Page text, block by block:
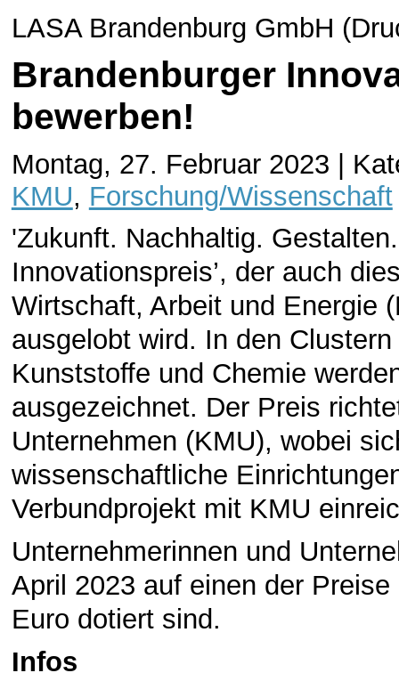
LASA Brandenburg GmbH
Brandenburger
bewerben!
Montag, 27. Februar 2023 |
KMU, Forschung/Wissenschaft
'Zukunft. Nachhaltig.
Innovationspreis’, der auch
Wirtschaft, Arbeit und Energie
ausgelobt wird. In den
Kunststoffe und Chemie
ausgezeichnet. Der Preis
Unternehmen (KMU), wobei
wissenschaftliche
Verbundprojekt mit KMU
Unternehmerinnen und
April 2023 auf einen der
Euro dotiert sind.
Infos